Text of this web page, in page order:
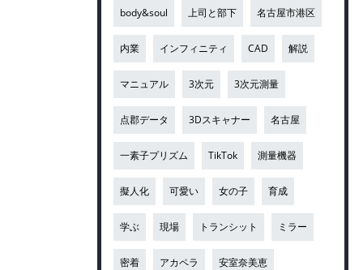
body&soul 上司と部下 名古屋市港区
内業 インフィニティ CAD 解説
マニュアル 3次元 3次元測量
点郡データ 3Dスキャナー 名古屋
一素子プリズム TikTok 測量機器
擬人化 可愛い 女の子 育成
学ぶ 現場 トランシット ミラー
密着 アカペラ 安室奈美恵